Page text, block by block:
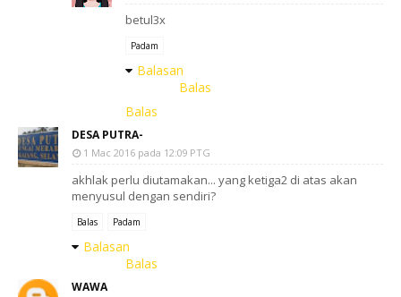
betul3x
Padam
Balasan
Balas
Balas
DESA PUTRA-
1 Mac 2016 pada 12:09 PTG
akhlak perlu diutamakan... yang ketiga2 di atas akan
menyusul dengan sendiri?
Balas Padam
Balasan
Balas
WAWA